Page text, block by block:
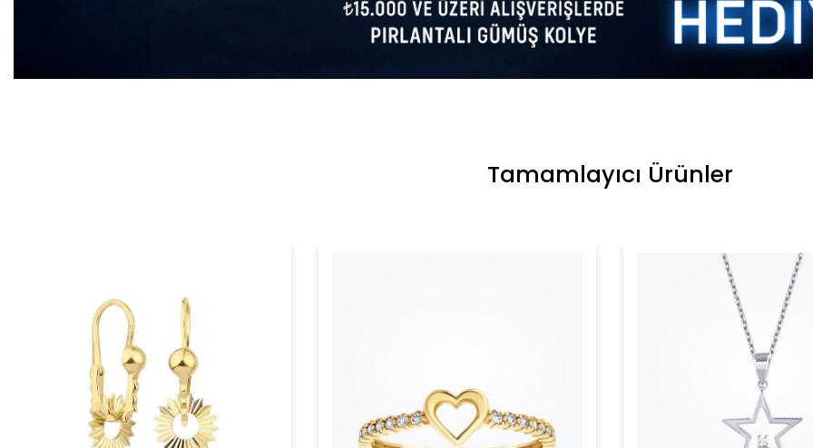
Tamamlayıcı Ürünler